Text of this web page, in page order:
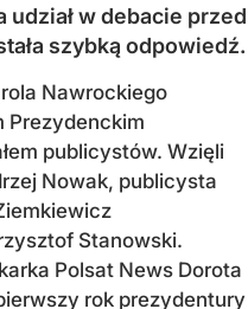
w debacie przed
szybką odpowiedź.
Nawrockiego
Prezydenckim
publicystów. Wzięli
Nowak, publicysta
Stanowski.
Polsat News Dorota
rok prezydentury